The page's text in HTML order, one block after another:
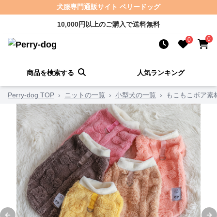
犬服専門通販サイト ペリードッグ
10,000円以上のご購入で送料無料
0 0
商品を検索する 人気ランキング
Perry-dog TOP › ニットの一覧 › 小型犬の一覧 › もこもこボア素